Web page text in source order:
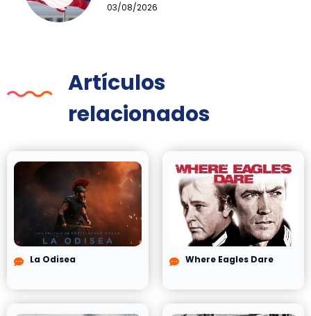
03/08/2026
Artículos
relacionados
La Odisea Where Eagles Dare